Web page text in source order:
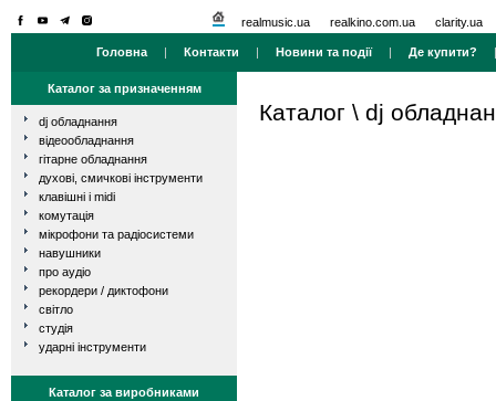
realmusic.ua realkino.com.ua clarity.ua
Головна | Контакти | Новини та події| Де купити?
Каталог за призначенням
dj обладнання
відеообладнання
гітарне обладнання
духові, смичкові інструменти
клавішні і midi
комутація
мікрофони та радіосистеми
навушники
про аудіо
рекордери / диктофони
світло
студія
ударні інструменти
Каталог за виробниками
Каталог \ dj